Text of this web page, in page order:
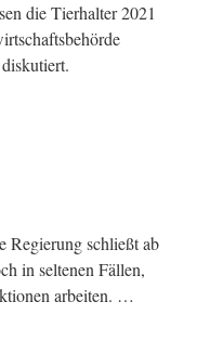
die Tierhalter 2021
Regierung schließt ab
in seltenen Fällen,
arbeiten. …